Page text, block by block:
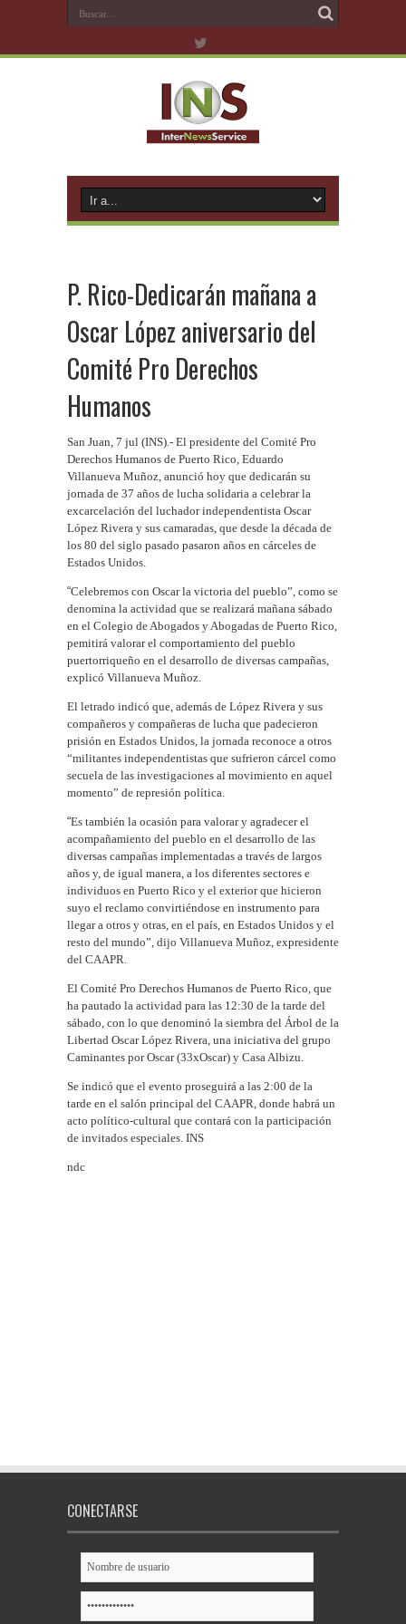
P. Rico-Dedicarán mañana a
Oscar López aniversario del
Comité Pro Derechos
Humanos
San Juan, 7 jul (INS).- El presidente del Comité Pro
Derechos Humanos de Puerto Rico, Eduardo
Villanueva Muñoz, anunció hoy que dedicarán su
jornada de 37 años de lucha solidaria a celebrar la
excarcelación del luchador independentista Oscar
López Rivera y sus camaradas, que desde la década de
los 80 del siglo pasado pasaron años en cárceles de
Estados Unidos.
“Celebremos con Oscar la victoria del pueblo”, como se
denomina la actividad que se realizará mañana sábado
en el Colegio de Abogados y Abogadas de Puerto Rico,
pemitirá valorar el comportamiento del pueblo
puertorriqueño en el desarrollo de diversas campañas,
explicó Villanueva Muñoz.
El letrado indicó que, además de López Rivera y sus
compañeros y compañeras de lucha que padecieron
prisión en Estados Unidos, la jornada reconoce a otros
“militantes independentistas que sufrieron cárcel como
secuela de las investigaciones al movimiento en aquel
momento” de represión política.
“Es también la ocasión para valorar y agradecer el
acompañamiento del pueblo en el desarrollo de las
diversas campañas implementadas a través de largos
años y, de igual manera, a los diferentes sectores e
individuos en Puerto Rico y el exterior que hicieron
suyo el reclamo convirtiéndose en instrumento para
llegar a otros y otras, en el país, en Estados Unidos y el
resto del mundo”, dijo Villanueva Muñoz, expresidente
del CAAPR.
El Comité Pro Derechos Humanos de Puerto Rico, que
ha pautado la actividad para las 12:30 de la tarde del
sábado, con lo que denominó la siembra del Árbol de la
Libertad Oscar López Rivera, una iniciativa del grupo
Caminantes por Oscar (33xOscar) y Casa Albizu.
Se indicó que el evento proseguirá a las 2:00 de la
tarde en el salón principal del CAAPR, donde habrá un
acto político-cultural que contará con la participación
de invitados especiales. INS
ndc
CONECTARSE